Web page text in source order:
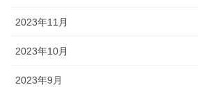
2023年11月
2023年10月
2023年9月